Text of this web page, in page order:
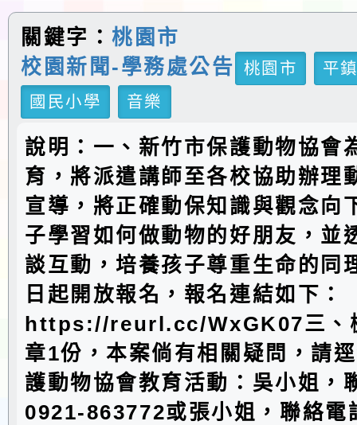
關鍵字：桃園市
校園新聞-學務處公告
桃園市
平
國民小學
音樂
說明：一、新竹市保護動物協會
育，將派遣講師至各校協助辦理
宣導，將正確動保知識與觀念向
子學習如何做動物的好朋友，並
談互動，培養孩子尊重生命的同
日起開放報名，報名連結如下：
https://reurl.cc/WxGK07三、
章1份，本案倘有相關疑問，請
護動物協會教育活動：吳小姐，
0921-863772或張小姐，聯絡電